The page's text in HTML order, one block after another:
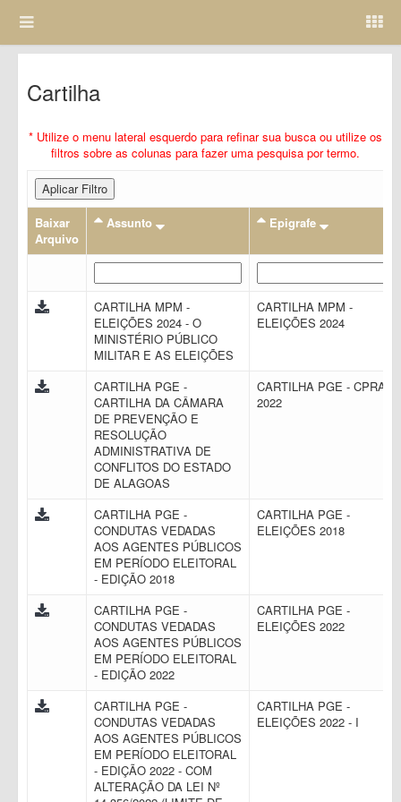
Cartilha
* Utilize o menu lateral esquerdo para refinar sua busca ou utilize os
filtros sobre as colunas para fazer uma pesquisa por termo.
Aplicar Filtro
Baixar
Arquivo
Assunto Epigrafe
CARTILHA MPM -
ELEIÇÕES 2024 - O
MINISTÉRIO PÚBLICO
MILITAR E AS ELEIÇÕES
CARTILHA MPM -
ELEIÇÕES 2024
CARTILHA PGE -
CARTILHA DA CÂMARA
DE PREVENÇÃO E
RESOLUÇÃO
ADMINISTRATIVA DE
CONFLITOS DO ESTADO
DE ALAGOAS
CARTILHA PGE - CPRAC
2022
CARTILHA PGE -
CONDUTAS VEDADAS
AOS AGENTES PÚBLICOS
EM PERÍODO ELEITORAL
- EDIÇÃO 2018
CARTILHA PGE -
ELEIÇÕES 2018
CARTILHA PGE -
CONDUTAS VEDADAS
AOS AGENTES PÚBLICOS
EM PERÍODO ELEITORAL
- EDIÇÃO 2022
CARTILHA PGE -
ELEIÇÕES 2022
CARTILHA PGE -
CONDUTAS VEDADAS
AOS AGENTES PÚBLICOS
EM PERÍODO ELEITORAL
- EDIÇÃO 2022 - COM
ALTERAÇÃO DA LEI Nº
CARTILHA PGE -
ELEIÇÕES 2022 - I